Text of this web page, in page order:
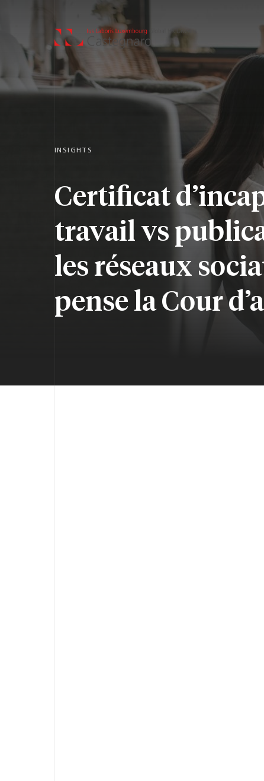
INSIGHTS
Certificat
travail vs
les réseaux
pense la Cour